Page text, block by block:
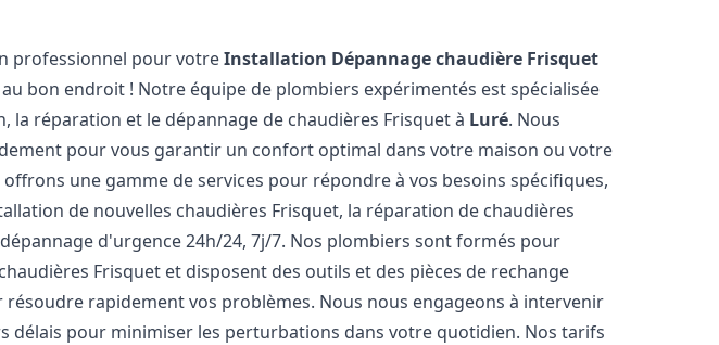
professionnel pour votreInstallation Dépannage chaudière Frisquet
au bon endroit ! Notre équipe de plombiers expérimentés est spécialisée
la réparation et le dépannage de chaudières Frisquet à Luré. Nous
pour vous garantir un confort optimal dans votre maison ou votre
une gamme de services pour répondre à vos besoins spécifiques,
de nouvelles chaudières Frisquet, la réparation de chaudières
d'urgence 24h/24, 7j/7. Nos plombiers sont formés pour
Frisquet et disposent des outils et des pièces de rechange
résoudre rapidement vos problèmes. Nous nous engageons à intervenir
délais pour minimiser les perturbations dans votre quotidien. Nos tarifs